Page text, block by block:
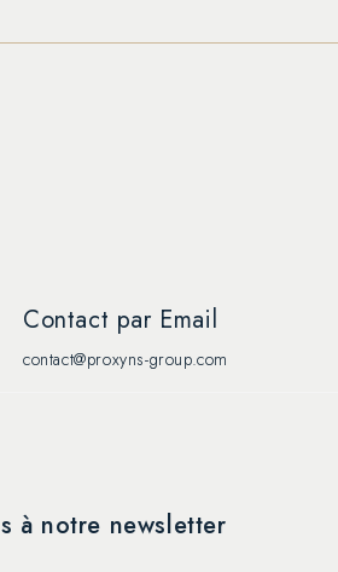
Contact par Email
contact@proxyns-group.com
à notre newsletter